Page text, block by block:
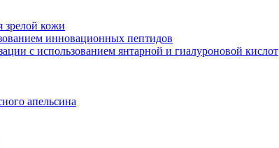
зрелой кожи
инновационных пептидов
с использованием янтарной и гиалуроновой кислот
апельсина